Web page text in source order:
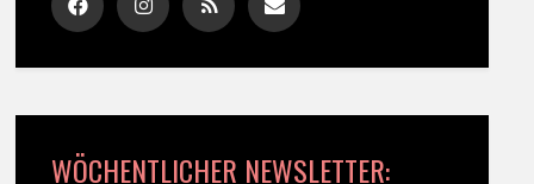
WÖCHENTLICHER NEWSLETTER: